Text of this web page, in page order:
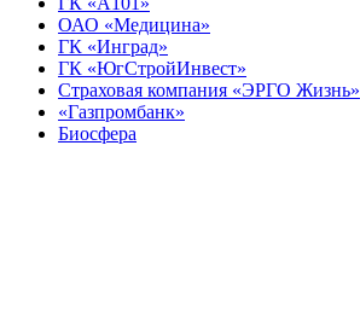
ОАО «Медицина»
ГК «Инград»
ГК «ЮгСтройИнвест»
Страховая компания «ЭРГО Жизнь»
«Газпромбанк»
Биосфера